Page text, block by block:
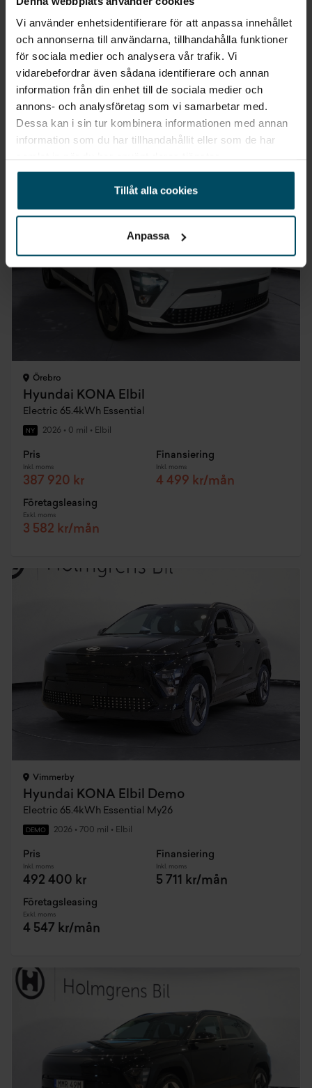
Vi använder enhetsidentifierare för att anpassa innehållet
och annonserna till användarna, tillhandahålla funktioner
för sociala medier och analysera vår trafik. Vi
vidarebefordrar även sådana identifierare och annan
information från din enhet till de sociala medier och
annons- och analysföretag som vi samarbetar med.
Dessa kan i sin tur kombinera informationen med annan
information som du har tillhandahållit eller som de har
Tillåt alla cookies
Anpassa
Pris
Inkl. moms
387 900 kr
Finansiering
Inkl. moms
Företagsleasing
3 582 kr/mån
Örebro
Hyundai KONA Elbil
Electric 65.4kWh Essential
NY 2026 • 0 mil • Elbil
Pris
Inkl. moms
387 920 kr
Finansiering
Inkl. moms
4 499 kr/mån
Företagsleasing
Exkl. moms
3 582 kr/mån
Vimmerby
Hyundai KONA Elbil Demo
Electric 65.4kWh Essential My26
DEMO 2026 • 700 mil • Elbil
Pris
Inkl. moms
492 400 kr
Finansiering
Inkl. moms
5 711 kr/mån
Företagsleasing
Exkl. moms
4 547 kr/mån